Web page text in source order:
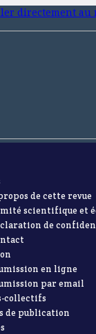
directement
de cette revue
scientifique et
de
en ligne
par email
collectifs
de publication